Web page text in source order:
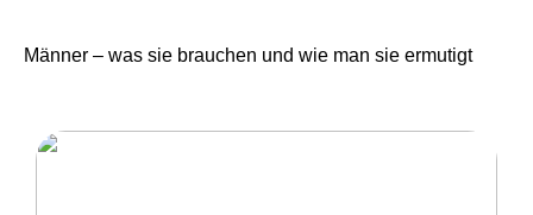
Männer – was sie brauchen und wie man sie ermutigt